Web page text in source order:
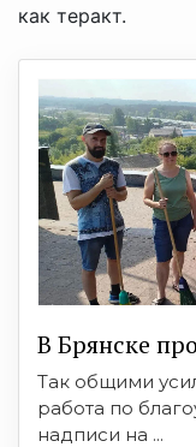
как теракт.
В Брянске
Так общими
работа по
надписи на ...